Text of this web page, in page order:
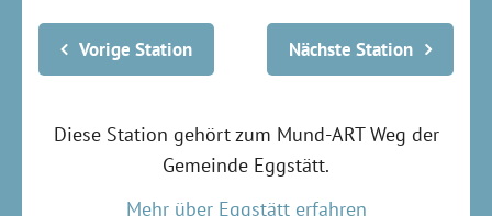
Vorige Station Nächste Station
Diese Station gehört zum Mund-ART Weg der
Gemeinde Eggstätt.
Mehr über Eggstätt erfahren